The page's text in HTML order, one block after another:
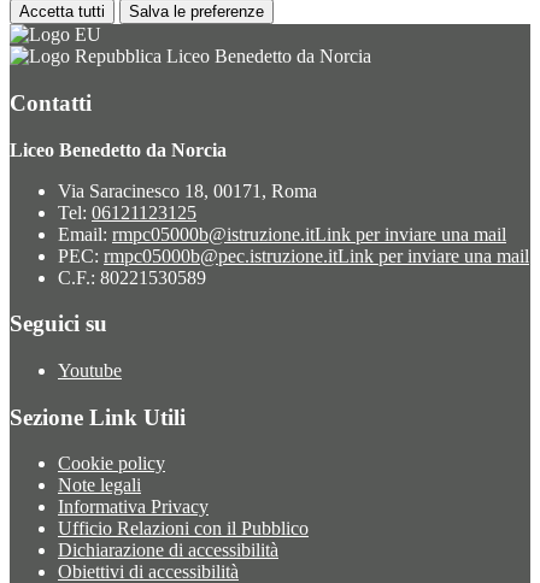
Accetta tutti Salva le preferenze
Liceo Benedetto da Norcia
Contatti
Liceo Benedetto da Norcia
Via Saracinesco 18, 00171, Roma
Tel: 06121123125
Email: rmpc05000b@istruzione.itLink per inviare una mail
PEC: rmpc05000b@pec.istruzione.itLink per inviare una mail
C.F.: 80221530589
Seguici su
Youtube
Sezione Link Utili
Cookie policy
Note legali
Informativa Privacy
Ufficio Relazioni con il Pubblico
Dichiarazione di accessibilità
Obiettivi di accessibilità